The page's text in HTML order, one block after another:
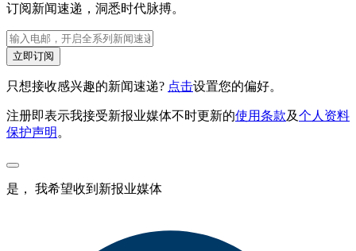
订阅新闻速递，洞悉时代脉搏。
立即订阅
只想接收感兴趣的新闻速递? 点击设置您的偏好。
注册即表示我接受新报业媒体不时更新的使用条款及个人资料
保护声明 。
是， 我希望收到新报业媒体